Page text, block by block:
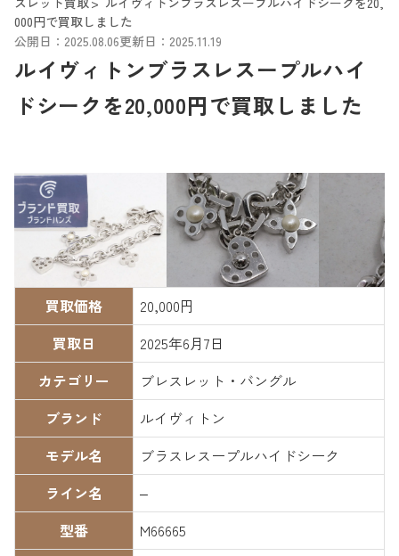
000円で買取しました
公開日：2025.08.06更新日：2025.11.19
ルイヴィトンブラスレスープルハイ
ドシークを20,000円で買取しました
買取価格
20,000円
買取日
2025年6月7日
カテゴリー
ブレスレット・バングル
ブランド
ルイヴィトン
モデル名
ブラスレスープルハイドシーク
ライン名
–
型番
M66665